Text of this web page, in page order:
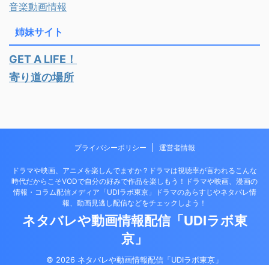
音楽動画情報
姉妹サイト
GET A LIFE！
寄り道の場所
プライバシーポリシー 運営者情報
ドラマや映画、アニメを楽しんでますか？ドラマは視聴率が言われるこんな
時代だからこそVODで自分の好みで作品を楽しもう！ドラマや映画、漫画の
情報・コラム配信メディア「UDIラボ東京」ドラマのあらすじやネタバレ情
報、動画見逃し配信などをチェックしよう！
ネタバレや動画情報配信「UDIラボ東
京」
© 2026 ネタバレや動画情報配信「UDIラボ東京」